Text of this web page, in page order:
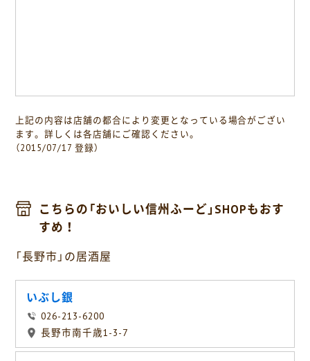
上記の内容は店舗の都合により変更となっている場合がござい
ます。詳しくは各店舗にご確認ください。
（2015/07/17 登録）
こちらの「おいしい信州ふーど」SHOPもおす
すめ！
「長野市」の居酒屋
いぶし銀
026-213-6200
長野市南千歳1-3-7